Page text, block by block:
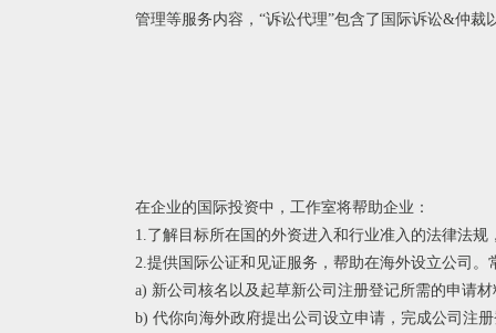
管理等服务内容，“诉讼代理”包含了国际诉讼&仲裁
在企业的国际投资中，工作室将帮助企业：
1.了解目标所在国的外资进入和行业准入的法律法
2.提供国际公证和见证服务，帮助在海外设立公司
a) 新公司核名以及起草新公司注册登记所需的申请
b) 代你向海外政府提出公司设立申请，完成公司注